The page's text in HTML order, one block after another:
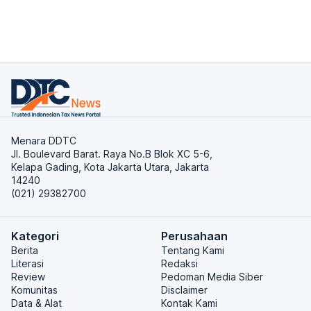
Menara DDTC
Jl. Boulevard Barat. Raya No.B Blok XC 5-6,
Kelapa Gading, Kota Jakarta Utara, Jakarta
14240
(021) 29382700
Kategori
Berita
Literasi
Review
Komunitas
Data & Alat
Perusahaan
Tentang Kami
Redaksi
Pedoman Media Siber
Disclaimer
Kontak Kami